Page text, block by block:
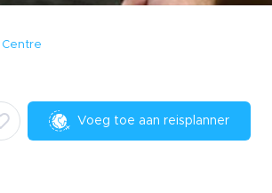
Voeg toe aan reisplanner